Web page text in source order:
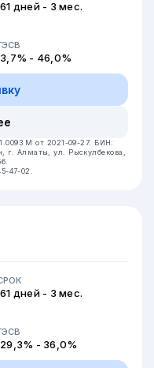
61 дней - 3 мес.
3,7% - 46,0%
от 2021-09-27. БИН:
г. Алматы, ул. Рыскулбекова,
47-02.
61 дней - 3 мес.
29,3% - 36,0%